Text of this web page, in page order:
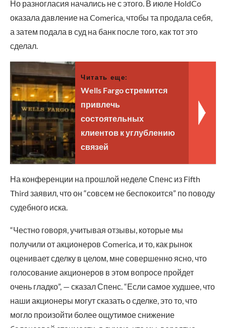
Но разногласия начались не с этого. В июле HoldCo
оказала давление на Comerica, чтобы та продала себя,
а затем подала в суд на банк после того, как тот это
сделал.
Читать еще:
Wells Fargo стремится
привлечь
состоятельных
клиентов к углублению
связей
На конференции на прошлой неделе Спенс из Fifth
Third заявил, что он “совсем не беспокоится” по поводу
судебного иска.
“Честно говоря, учитывая отзывы, которые мы
получили от акционеров Comerica, и то, как рынок
оценивает сделку в целом, мне совершенно ясно, что
голосование акционеров в этом вопросе пройдет
очень гладко”, — сказал Спенс. “Если самое худшее, что
наши акционеры могут сказать о сделке, это то, что
могло произойти более ощутимое снижение